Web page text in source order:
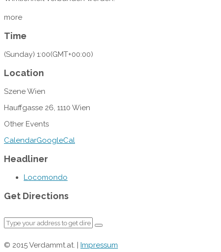
more
Time
(Sunday) 1:00(GMT+00:00)
Location
Szene Wien
Hauffgasse 26, 1110 Wien
Other Events
CalendarGoogleCal
Headliner
Locomondo
Get Directions
© 2015 Verdammt.at. | Impressum